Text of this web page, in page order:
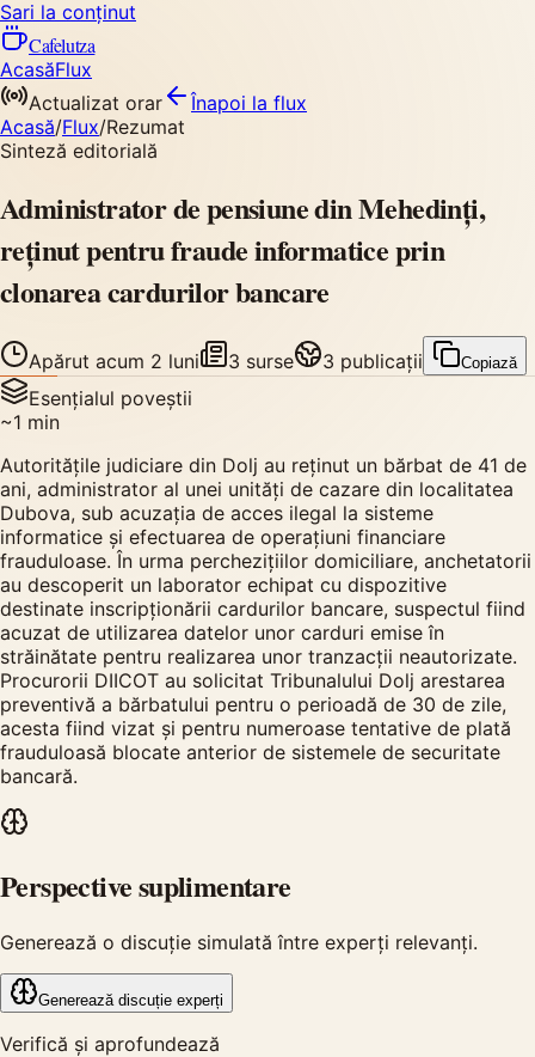
Sari la conținut
Cafelutza
AcasăFlux
Actualizat orar
Înapoi la flux
Acasă/Flux/Rezumat
Sinteză editorială
Administrator de pensiune din Mehedinți,
reținut pentru fraude informatice prin
clonarea cardurilor bancare
Apărut acum 2 luni 3 surse 3 publicații Copiază
Esențialul poveștii
~1 min
Autoritățile judiciare din Dolj au reținut un bărbat de 41 de
ani, administrator al unei unități de cazare din localitatea
Dubova, sub acuzația de acces ilegal la sisteme
informatice și efectuarea de operațiuni financiare
frauduloase. În urma perchezițiilor domiciliare, anchetatorii
au descoperit un laborator echipat cu dispozitive
destinate inscripționării cardurilor bancare, suspectul fiind
acuzat de utilizarea datelor unor carduri emise în
străinătate pentru realizarea unor tranzacții neautorizate.
Procurorii DIICOT au solicitat Tribunalului Dolj arestarea
preventivă a bărbatului pentru o perioadă de 30 de zile,
acesta fiind vizat și pentru numeroase tentative de plată
frauduloasă blocate anterior de sistemele de securitate
bancară.
Perspective suplimentare
Generează o discuție simulată între experți relevanți.
Generează discuție experți
Verifică și aprofundează